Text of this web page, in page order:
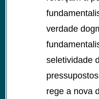
verdade
seletividade
rege a nova